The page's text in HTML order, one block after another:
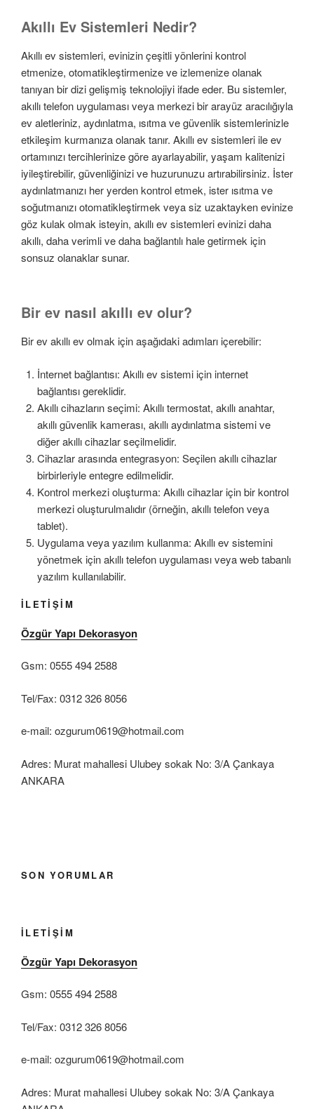
Akıllı Ev Sistemleri Nedir?
Akıllı ev sistemleri, evinizin çeşitli yönlerini kontrol
etmenize, otomatikleştirmenize ve izlemenize olanak
tanıyan bir dizi gelişmiş teknolojiyi ifade eder. Bu sistemler,
akıllı telefon uygulaması veya merkezi bir arayüz aracılığıyla
ev aletleriniz, aydınlatma, ısıtma ve güvenlik sistemlerinizle
etkileşim kurmanıza olanak tanır. Akıllı ev sistemleri ile ev
ortamınızı tercihlerinize göre ayarlayabilir, yaşam kalitenizi
iyileştirebilir, güvenliğinizi ve huzurunuzu artırabilirsiniz. İster
aydınlatmanızı her yerden kontrol etmek, ister ısıtma ve
soğutmanızı otomatikleştirmek veya siz uzaktayken evinize
göz kulak olmak isteyin, akıllı ev sistemleri evinizi daha
akıllı, daha verimli ve daha bağlantılı hale getirmek için
sonsuz olanaklar sunar.
Bir ev nasıl akıllı ev olur?
Bir ev akıllı ev olmak için aşağıdaki adımları içerebilir:
İnternet bağlantısı: Akıllı ev sistemi için internet
bağlantısı gereklidir.
Akıllı cihazların seçimi: Akıllı termostat, akıllı anahtar,
akıllı güvenlik kamerası, akıllı aydınlatma sistemi ve
diğer akıllı cihazlar seçilmelidir.
Cihazlar arasında entegrasyon: Seçilen akıllı cihazlar
birbirleriyle entegre edilmelidir.
Kontrol merkezi oluşturma: Akıllı cihazlar için bir kontrol
merkezi oluşturulmalıdır (örneğin, akıllı telefon veya
tablet).
Uygulama veya yazılım kullanma: Akıllı ev sistemini
yönetmek için akıllı telefon uygulaması veya web tabanlı
yazılım kullanılabilir.
İLETİŞİM
Özgür Yapı Dekorasyon
Gsm: 0555 494 2588
Tel/Fax: 0312 326 8056
e-mail: ozgurum0619@hotmail.com
Adres: Murat mahallesi Ulubey sokak No: 3/A Çankaya
ANKARA
SON YORUMLAR
İLETIŞIM
Özgür Yapı Dekorasyon
Gsm: 0555 494 2588
Tel/Fax: 0312 326 8056
e-mail: ozgurum0619@hotmail.com
Adres: Murat mahallesi Ulubey sokak No: 3/A Çankaya